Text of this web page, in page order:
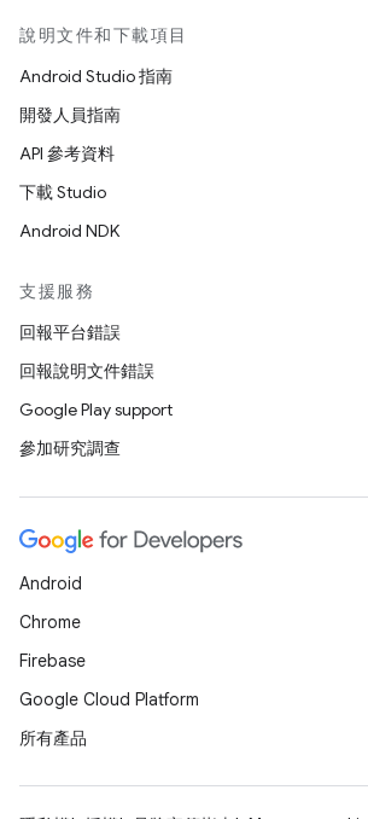
說明文件和下載項目
Android Studio 指南
開發人員指南
API 參考資料
下載 Studio
Android NDK
支援服務
回報平台錯誤
回報說明文件錯誤
Google Play support
參加研究調查
Android
Chrome
Firebase
Google Cloud Platform
所有產品